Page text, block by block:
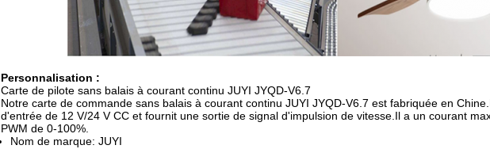
Personnalisation :
Carte de pilote sans balais à courant continu JUYI JYQD-V6.7
Notre carte de commande sans balais à courant continu JUYI JYQD-V6.7 est fabriquée en
d'entrée de 12 V/24 V CC et fournit une sortie de signal d'impulsion de vitesse.Il a un courant
PWM de 0-100%.
Nom de marque: JUYI